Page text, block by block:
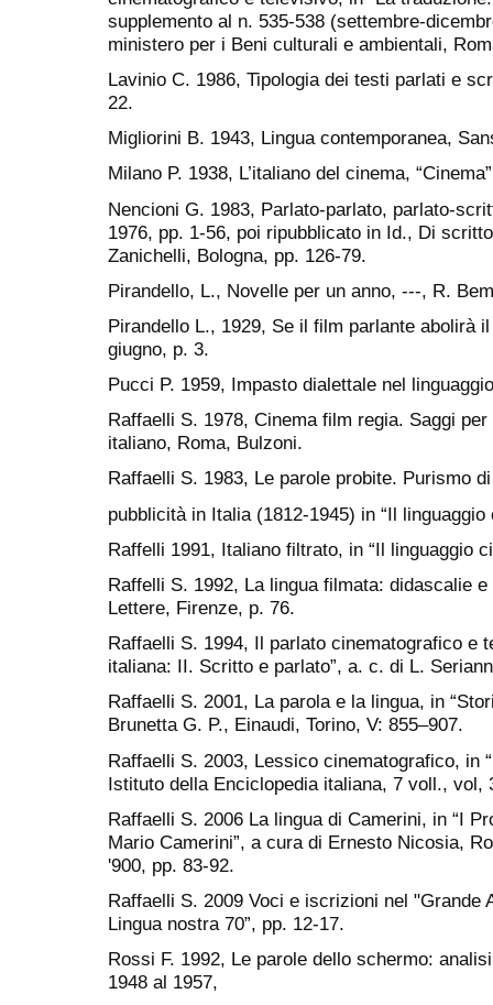
supplemento al n. 535-538 (settembre-
ministero per i Beni culturali e ambientali,
Lavinio C. 1986, Tipologia dei testi parlati e
22.
Migliorini B. 1943, Lingua contemporanea,
Milano P. 1938, L’italiano del cinema,
Nencioni G. 1983, Parlato-parlato, parlato-
1976, pp. 1-56, poi ripubblicato in Id., Di
Zanichelli, Bologna, pp. 126-79.
Pirandello, L., Novelle per un anno, ---, R.
Pirandello L., 1929, Se il film parlante abolirà
giugno, p. 3.
Pucci P. 1959, Impasto dialettale nel
Raffaelli S. 1978, Cinema film regia. Saggi
italiano, Roma, Bulzoni.
Raffaelli S. 1983, Le parole probite. Purismo
pubblicità in Italia (1812-1945) in “Il linguaggio
Raffelli 1991, Italiano filtrato, in “Il linguaggio
Raffelli S. 1992, La lingua filmata: didascalie
Lettere, Firenze, p. 76.
Raffaelli S. 1994, Il parlato cinematografico e
italiana: II. Scritto e parlato”, a. c. di L.
Raffaelli S. 2001, La parola e la lingua, in
Brunetta G. P., Einaudi, Torino, V: 855–907.
Raffaelli S. 2003, Lessico cinematografico, in
Istituto della Enciclopedia italiana, 7 voll., vol,
Raffaelli S. 2006 La lingua di Camerini, in “I
Mario Camerini”, a cura di Ernesto Nicosia,
'900, pp. 83-92.
Raffaelli S. 2009 Voci e iscrizioni nel "Grande
Lingua nostra 70”, pp. 12-17.
Rossi F. 1992, Le parole dello schermo:
1948 al 1957,